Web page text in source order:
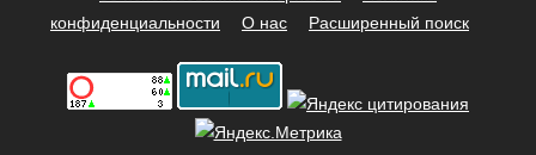
конфиденциальности
О нас Расширенный поиск